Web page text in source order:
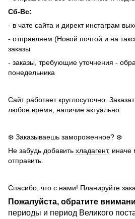
Сб-Вс:
- в чате сайта и директ инстаграм
- отправляем (Новой почтой и на
заказы
- заказы, требующие уточнения -
понедельника
Сайт работает круглосуточно.
любое время, наличие актуально.
❄️ Заказываешь замороженное? ❄️
Не забудь добавить хладагент, иначе
отправить.
Спасибо, что с нами! Планируйте
Пожалуйста, обратите
периоды и период Великого